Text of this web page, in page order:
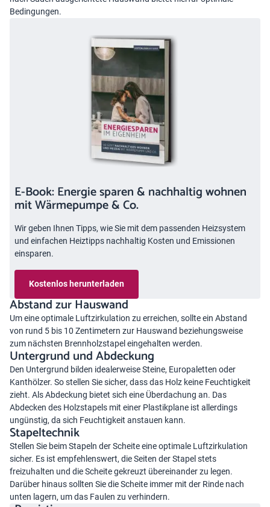
Bedingungen.
E-Book: Energie sparen & nachhaltig wohnen
mit Wärmepumpe & Co.
Wir geben Ihnen Tipps, wie Sie mit dem passenden Heizsystem
und einfachen Heiztipps nachhaltig Kosten und Emissionen
einsparen.
Kostenlos herunterladen
Abstand zur Hauswand
Um eine optimale Luftzirkulation zu erreichen, sollte ein Abstand
von rund 5 bis 10 Zentimetern zur Hauswand beziehungsweise
zum nächsten Brennholzstapel eingehalten werden.
Untergrund und Abdeckung
Den Untergrund bilden idealerweise Steine, Europaletten oder
Kanthölzer. So stellen Sie sicher, dass das Holz keine Feuchtigkeit
zieht. Als Abdeckung bietet sich eine Überdachung an. Das
Abdecken des Holzstapels mit einer Plastikplane ist allerdings
ungünstig, da sich Feuchtigkeit anstauen kann.
Stapeltechnik
Stellen Sie beim Stapeln der Scheite eine optimale Luftzirkulation
sicher. Es ist empfehlenswert, die Seiten der Stapel stets
freizuhalten und die Scheite gekreuzt übereinander zu legen.
Darüber hinaus sollten Sie die Scheite immer mit der Rinde nach
unten lagern, um das Faulen zu verhindern.